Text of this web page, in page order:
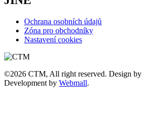
Ochrana osobních údajů
Zóna pro obchodníky
Nastavení cookies
©2026 CTM, All right reserved. Design by
Development by Webmall.